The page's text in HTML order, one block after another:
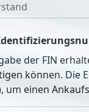
der FIN
können. Die
um einen